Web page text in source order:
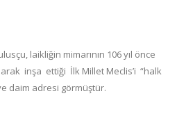
laikliğin mimarının 106 yıl önce
inşa ettiği İlk Millet Meclis’i “halk
daim adresi görmüştür.